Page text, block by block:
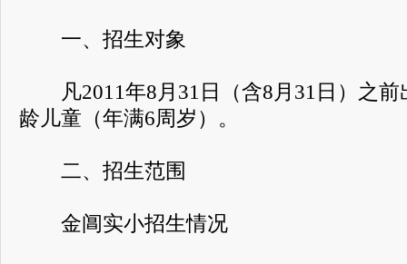
一、招生对象
凡2011年8月31日（含8月31日）之前
龄儿童（年满6周岁）。
二、招生范围
金阊实小招生情况